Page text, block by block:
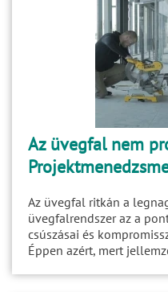
Az üvegfal nem
Az üvegfal ritkán a
üvegfalrendszer az a
csúszásai és
Éppen azért, mert